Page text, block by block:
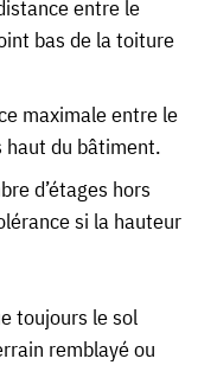
entre le
bas de la toiture
maximale entre le
haut du bâtiment.
d’étages hors
si la hauteur
toujours le sol
remblayé ou